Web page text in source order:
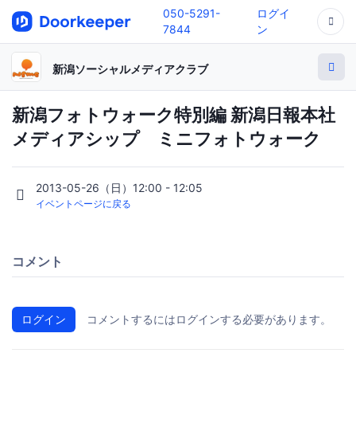
050-5291-
7844
ログイ
ン
新潟ソーシャルメディアクラブ
新潟フォトウォーク特別編 新潟日報本社
メディアシップ ミニフォトウォーク
2013-05-26（日）12:00 - 12:05
イベントページに戻る
コメント
ログイン コメントするにはログインする必要があります。